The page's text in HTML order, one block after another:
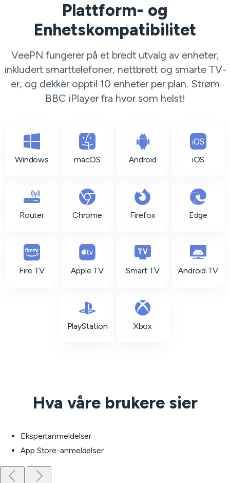
Plattform- og
Enhetskompatibilitet
VeePN fungerer på et bredt utvalg av enheter,
inkludert smarttelefoner, nettbrett og smarte TV-
er, og dekker opptil 10 enheter per plan. Strøm
BBC iPlayer fra hvor som helst!
Windows macOS Android iOS
Router Chrome Firefox Edge
Fire TV Apple TV Smart TV Android TV
PlayStation Xbox
Hva våre brukere sier
Ekspertanmeldelser
App Store-anmeldelser